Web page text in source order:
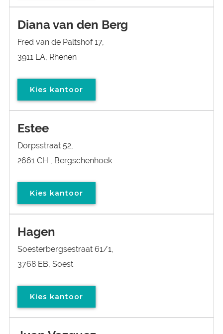
Diana van den Berg
Fred van de Paltshof 17,
3911 LA, Rhenen
Kies kantoor
Estee
Dorpsstraat 52,
2661 CH , Bergschenhoek
Kies kantoor
Hagen
Soesterbergsestraat 61/1,
3768 EB, Soest
Kies kantoor